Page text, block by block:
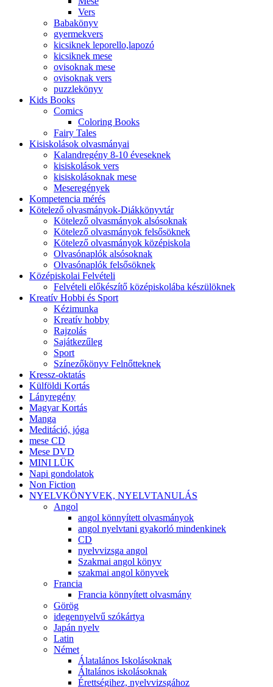
Vers
Babakönyv
gyermekvers
kicsiknek leporello,lapozó
kicsiknek mese
ovisoknak mese
ovisoknak vers
puzzlekönyv
Kids Books
Comics
Coloring Books
Fairy Tales
Kisiskolások olvasmányai
Kalandregény 8-10 éveseknek
kisiskolások vers
kisiskolásoknak mese
Meseregények
Kompetencia mérés
Kötelező olvasmányok-Diákkönyvtár
Kötelező olvasmányok alsósoknak
Kötelező olvasmányok felsősöknek
Kötelező olvasmányok középiskola
Olvasónaplók alsósoknak
Olvasónaplók felsősöknek
Középiskolai Felvételi
Felvételi előkészítő középiskolába készülöknek
Kreatív Hobbi és Sport
Kézimunka
Kreatív hobby
Rajzolás
Sajátkezűleg
Sport
Színezőkönyv Felnőtteknek
Kressz-oktatás
Külföldi Kortás
Lányregény
Magyar Kortás
Manga
Meditáció, jóga
mese CD
Mese DVD
MINI LÜK
Napi gondolatok
Non Fiction
NYELVKÖNYVEK, NYELVTANULÁS
Angol
angol könnyített olvasmányok
angol nyelvtani gyakorló mindenkinek
CD
nyelvvizsga angol
Szakmai angol könyv
szakmai angol könyvek
Francia
Francia könnyített olvasmány
Görög
idegennyelvű szókártya
Japán nyelv
Latin
Német
Álatalános Iskolásoknak
Általános iskolásoknak
Érettségihez, nyelvvizsgához